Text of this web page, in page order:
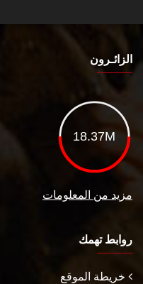
الزائـرون
18.37M
مزيد من المعلومات
روابط تهمك
خريطة الموقع